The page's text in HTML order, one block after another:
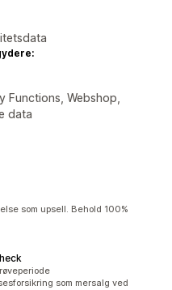
Functions, Webshop,
data
som upsell. Behold 100%
som mersalg ved